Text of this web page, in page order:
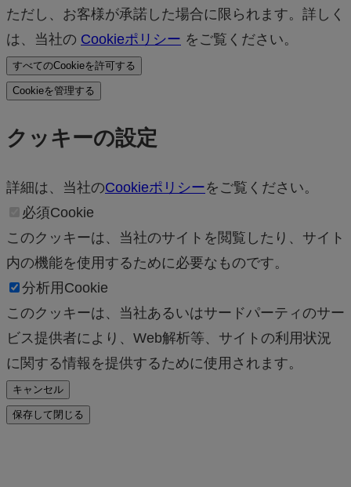
ただし、お客様が承諾した場合に限られます。詳しく
は、当社の Cookieポリシー をご覧ください。
すべてのCookieを許可する
Cookieを管理する
クッキーの設定
詳細は、当社のCookieポリシーをご覧ください。
必須Cookie
このクッキーは、当社のサイトを閲覧したり、サイト
内の機能を使用するために必要なものです。
分析用Cookie
このクッキーは、当社あるいはサードパーティのサー
ビス提供者により、Web解析等、サイトの利用状況
に関する情報を提供するために使用されます。
キャンセル
保存して閉じる